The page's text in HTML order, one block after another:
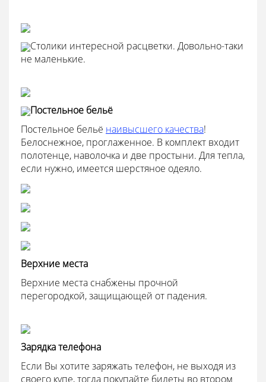
Столики интересной расцветки. Довольно-таки
не маленькие.
Постельное бельё
Постельное бельё наивысшего качества!
Белоснежное, проглаженное. В комплект входит
полотенце, наволочка и две простыни. Для тепла,
если нужно, имеется шерстяное одеяло.
Верхние места
Верхние места снабжены прочной
перегородкой, защищающей от падения.
Зарядка телефона
Если Вы хотите заряжать телефон, не выходя из
своего купе, тогда покупайте билеты во втором